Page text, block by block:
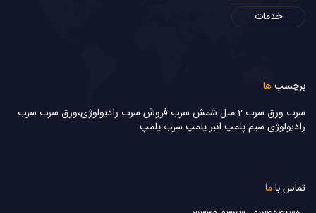
خدمات
برچسبها
سرب ورق سرب 2 میل شمش سرب فروش سرب رادیولوژی،ورق سرب سرب
رادیولوژی سیم پلمپ انبر پلمپ سرب پلمپ
تماس باما